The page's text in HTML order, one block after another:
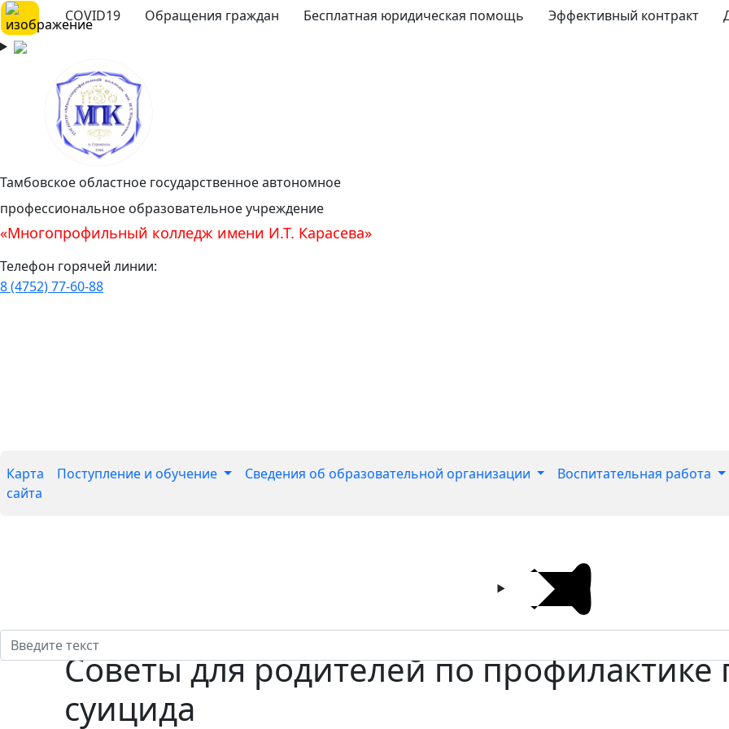
COVID19 Обращения граждан Бесплатная юридическая помощь Эффективный контракт
Тамбовское областное государственное автономное
профессиональное образовательное учреждение
«Многопрофильный колледж имени И.Т. Карасева»
Телефон горячей линии:
8 (4752) 77-60-88
Карта
сайта
Поступление и обучение Сведения об образовательной организации Воспитательная работа
Советы для родителей по профилактике
суицида